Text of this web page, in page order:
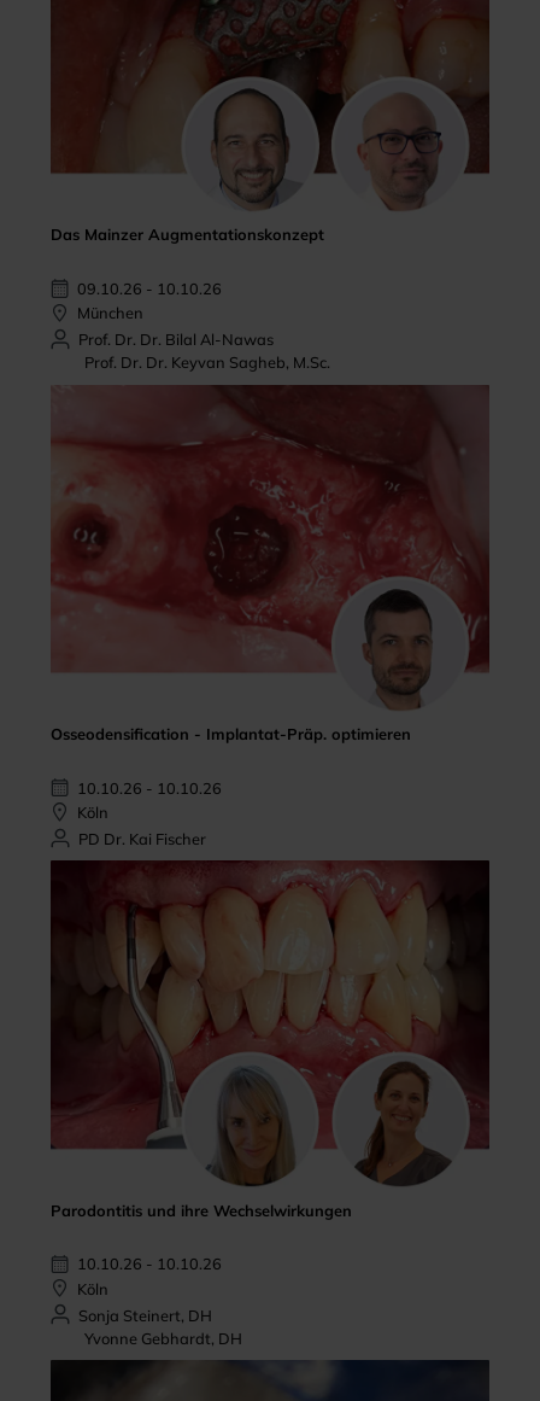
Das Mainzer Augmentationskonzept
09.10.26 - 10.10.26
München
Prof. Dr. Dr. Bilal Al-Nawas
Prof. Dr. Dr. Keyvan Sagheb, M.Sc.
Osseodensification - Implantat-Präp. optimieren
10.10.26 - 10.10.26
Köln
PD Dr. Kai Fischer
Parodontitis und ihre Wechselwirkungen
10.10.26 - 10.10.26
Köln
Sonja Steinert, DH
Yvonne Gebhardt, DH